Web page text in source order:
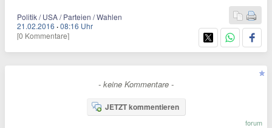
Politik / USA / Parteien / Wahlen
21.02.2016 ·08:16 Uhr
[0 Kommentare]
- keine Kommentare -
JETZT kommentieren
forum